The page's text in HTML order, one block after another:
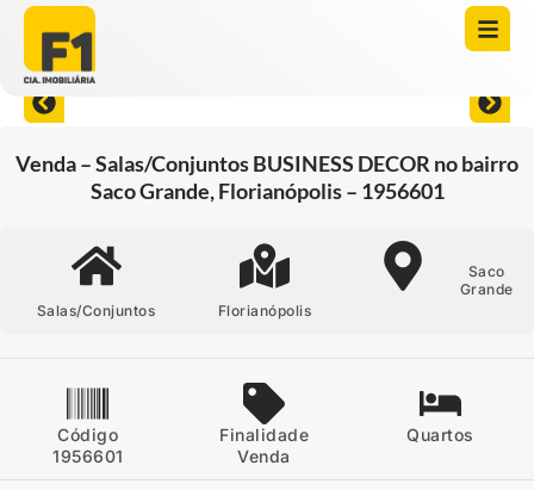
Venda – Salas/Conjuntos BUSINESS DECOR no bairro
Saco Grande, Florianópolis – 1956601
Salas/Conjuntos Florianópolis
Saco
Grande
Código
1956601
Finalidade
Venda
Quartos